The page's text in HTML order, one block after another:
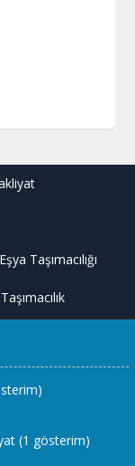
Taşımacılığı
(1 gösterim)